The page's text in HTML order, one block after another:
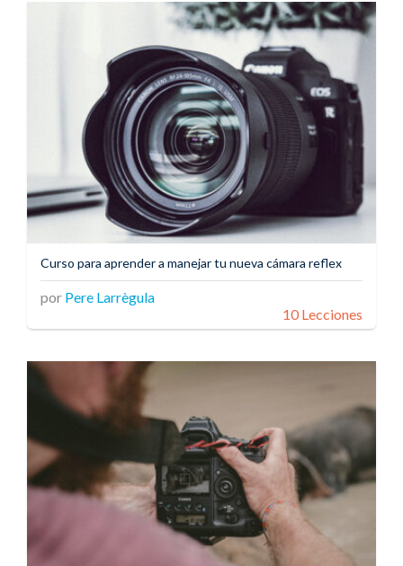
Curso para aprender a manejar tu nueva cámara reflex
por Pere Larrègula
10 Lecciones